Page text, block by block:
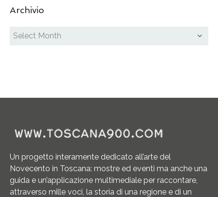
Archivio
Un progetto interamente dedicato all’arte del
Novecento in Toscana: mostre ed eventi ma anche una
guida e un’applicazione multimediale per raccontare,
attraverso mille voci, la storia di una regione e di un